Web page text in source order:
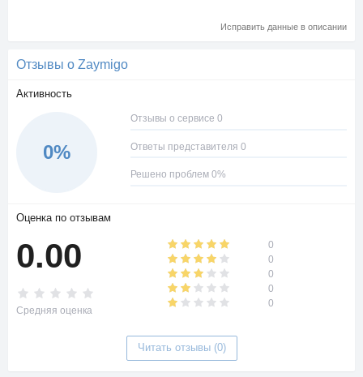
Исправить данные в описании
Отзывы о Zaymigo
Активность
0%
Отзывы о сервисе 0
Ответы представителя 0
Решено проблем 0%
Оценка по отзывам
0.00
Средняя оценка
0
0
0
0
0
Читать отзывы (0)